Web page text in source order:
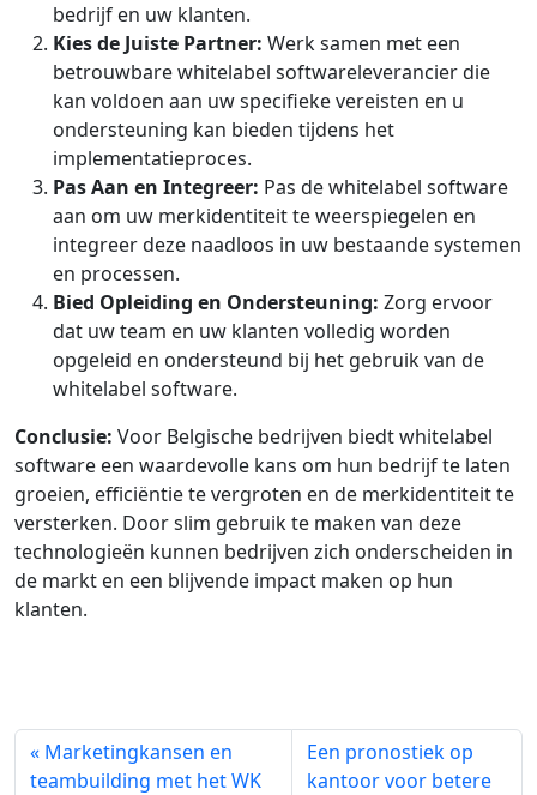
bedrijf en uw klanten.
Kies de Juiste Partner: Werk samen met een
betrouwbare whitelabel softwareleverancier die
kan voldoen aan uw specifieke vereisten en u
ondersteuning kan bieden tijdens het
implementatieproces.
Pas Aan en Integreer: Pas de whitelabel software
aan om uw merkidentiteit te weerspiegelen en
integreer deze naadloos in uw bestaande systemen
en processen.
Bied Opleiding en Ondersteuning: Zorg ervoor
dat uw team en uw klanten volledig worden
opgeleid en ondersteund bij het gebruik van de
whitelabel software.
Conclusie: Voor Belgische bedrijven biedt whitelabel
software een waardevolle kans om hun bedrijf te laten
groeien, efficiëntie te vergroten en de merkidentiteit te
versterken. Door slim gebruik te maken van deze
technologieën kunnen bedrijven zich onderscheiden in
de markt en een blijvende impact maken op hun
klanten.
« Marketingkansen en
teambuilding met het WK
Een pronostiek op
kantoor voor betere